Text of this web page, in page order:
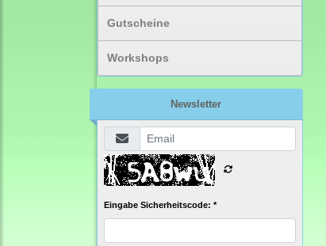
Gutscheine
Workshops
Newsletter
Eingabe Sicherheitscode: *